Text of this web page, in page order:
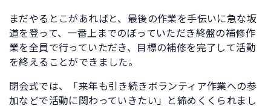
まだやるとこがあればと、最後の作業を手伝いに急な坂
道を登って、一番上までのぼっていただき終盤の補修作
業を全員で行っていただき、目標の補修を完了して活動
を終えることができました。
閉会式では、「来年も引き続きボランティア作業への参
加などで活動に関わっていきたい」と締めくくられまし